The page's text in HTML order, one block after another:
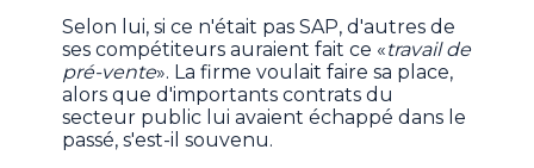
Selon lui, si ce n'était pas SAP, d'autres de
ses compétiteurs auraient fait ce «travail de
pré-vente». La firme voulait faire sa place,
alors que d'importants contrats du
secteur public lui avaient échappé dans le
passé, s'est-il souvenu.